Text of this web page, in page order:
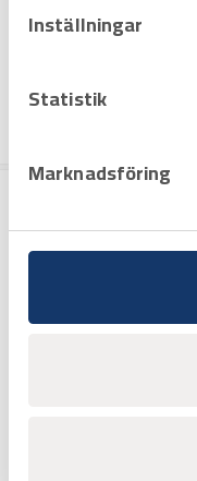
Inställningar
Statistik
Marknadsföring